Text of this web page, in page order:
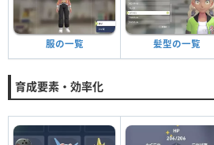
服の一覧 髪型の一覧
育成要素・効率化